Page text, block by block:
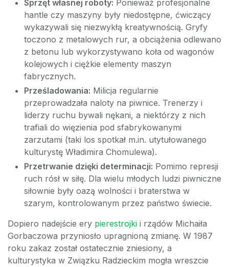
Sprzęt własnej roboty: Ponieważ profesjonalne
hantle czy maszyny były niedostępne, ćwiczący
wykazywali się niezwykłą kreatywnością. Gryfy
toczono z metalowych rur, a obciążenia odlewano
z betonu lub wykorzystywano koła od wagonów
kolejowych i ciężkie elementy maszyn
fabrycznych.
Prześladowania: Milicja regularnie
przeprowadzała naloty na piwnice. Trenerzy i
liderzy ruchu bywali nękani, a niektórzy z nich
trafiali do więzienia pod sfabrykowanymi
zarzutami (taki los spotkał m.in. utytułowanego
kulturystę Władimira Chomulewa).
Przetrwanie dzięki determinacji: Pomimo represji
ruch rósł w siłę. Dla wielu młodych ludzi piwniczne
siłownie były oazą wolności i braterstwa w
szarym, kontrolowanym przez państwo świecie.
Dopiero nadejście ery pierestrojki i rządów Michaiła
Gorbaczowa przyniosło upragnioną zmianę. W 1987
roku zakaz został ostatecznie zniesiony, a
kulturystyka w Związku Radzieckim mogła wreszcie